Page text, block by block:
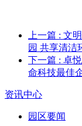
上一篇 : 文
园 共享清洁
下一篇 : 卓
命科技最佳
资讯中心
园区要闻